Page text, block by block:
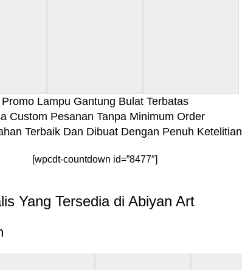
Promo Lampu Gantung Bulat Terbatas
Custom Pesanan Tanpa Minimum Order
Terbaik Dan Dibuat Dengan Penuh Ketelitian
[wpcdt-countdown id=”8477″]
Yang Tersedia di Abiyan Art